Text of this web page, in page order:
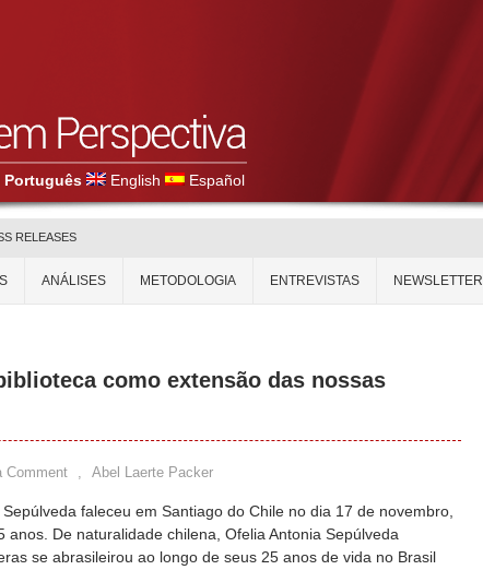
Português English Español
RELEASES
ANÁLISES METODOLOGIA ENTREVISTAS NEWSLETTER
como extensão das nossas
Comment , Abel Laerte Packer
faleceu em Santiago do Chile no dia 17 de novembro,
anos. De naturalidade chilena, Ofelia Antonia Sepúlveda
se abrasileirou ao longo de seus 25 anos de vida no Brasil